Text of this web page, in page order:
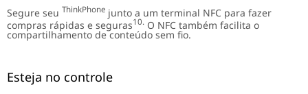
Segure seu ThinkPhone junto a um terminal NFC para fazer
compras rápidas e seguras10. O NFC também facilita o
compartilhamento de conteúdo sem fio.
Esteja no controle